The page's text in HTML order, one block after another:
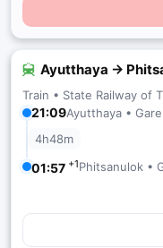
Ayutthaya →
Train • State Railway of
21:09Ayutthaya • Gare
4h48m
01:57 +1Phitsanulok •